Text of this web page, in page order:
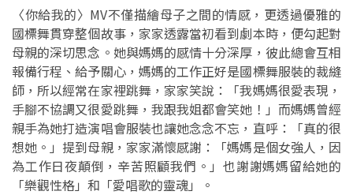
〈你給我的〉MV不僅描繪母子之間的情感，更透過優雅的
國標舞貫穿整個故事，家家透露當初看到劇本時，便勾起對
母親的深切思念。她與媽媽的感情十分深厚，彼此總會互相
報備行程、給予關心，媽媽的工作正好是國標舞服裝的裁縫
師，所以經常在家裡跳舞，家家笑說：「我媽媽很愛表現，
手腳不協調又很愛跳舞，我跟我姐都會笑她！」而媽媽曾經
親手為她打造演唱會服裝也讓她念念不忘，直呼：「真的很
想她。」提到母親，家家滿懷感謝：「媽媽是個女強人，因
為工作日夜顛倒，辛苦照顧我們。」也謝謝媽媽留給她的
「樂觀性格」和「愛唱歌的靈魂」。